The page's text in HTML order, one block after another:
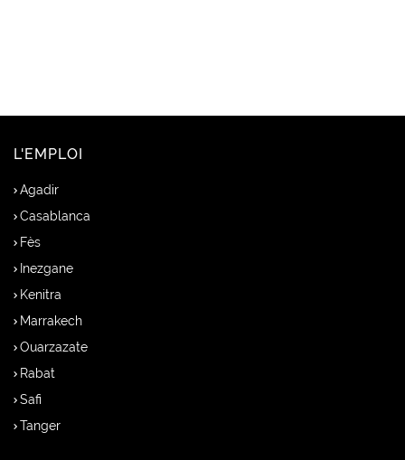
L'EMPLOI
Agadir
Casablanca
Fès
Inezgane
Kenitra
Marrakech
Ouarzazate
Rabat
Safi
Tanger